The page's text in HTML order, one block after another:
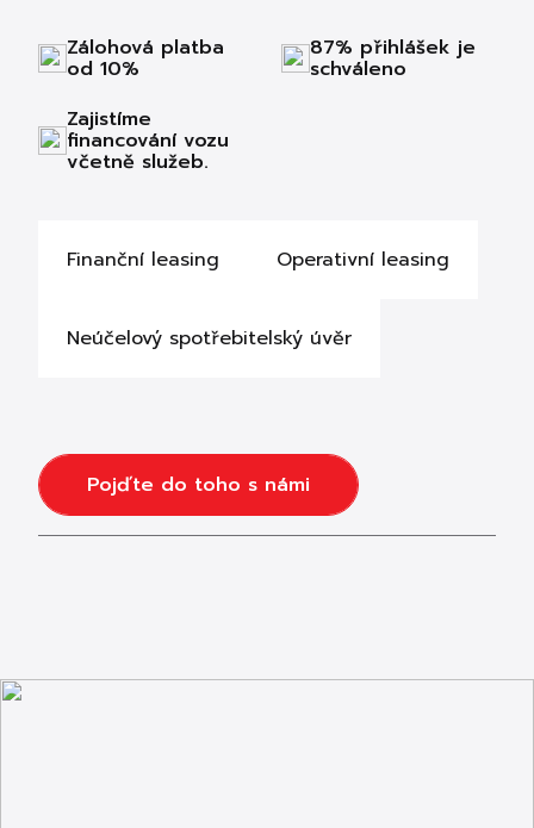
Zálohová platba
od 10%
87% přihlášek je
schváleno
Zajistíme
financování vozu
včetně služeb.
Finanční leasing Operativní leasing
Neúčelový spotřebitelský úvěr
Pojďte do toho s námi